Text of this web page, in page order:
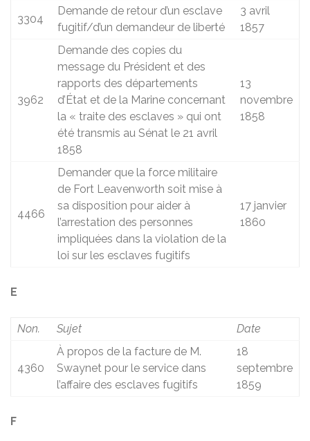
3304
Demande de retour d’un esclave
fugitif/d’un demandeur de liberté
3 avril
1857
3962
Demande des copies du
message du Président et des
rapports des départements
d’État et de la Marine concernant
la « traite des esclaves » qui ont
été transmis au Sénat le 21 avril
1858
13
novembre
1858
4466
Demander que la force militaire
de Fort Leavenworth soit mise à
sa disposition pour aider à
l’arrestation des personnes
impliquées dans la violation de la
loi sur les esclaves fugitifs
17 janvier
1860
E
Non. Sujet Date
4360
À propos de la facture de M.
Swaynet pour le service dans
l’affaire des esclaves fugitifs
18
septembre
1859
F